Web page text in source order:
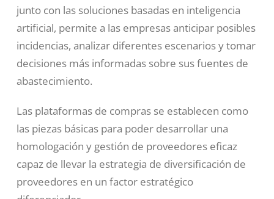
junto con las soluciones basadas en inteligencia
artificial, permite a las empresas anticipar posibles
incidencias, analizar diferentes escenarios y tomar
decisiones más informadas sobre sus fuentes de
abastecimiento.
Las plataformas de compras se establecen como
las piezas básicas para poder desarrollar una
homologación y gestión de proveedores eficaz
capaz de llevar la estrategia de diversificación de
proveedores en un factor estratégico